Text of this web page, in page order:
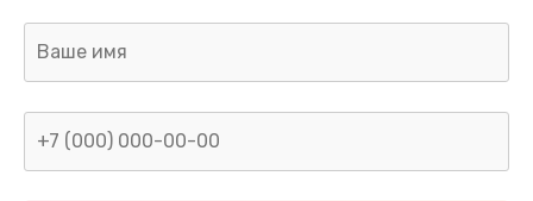
Заказать
Ремонт капиллярной трубки
400 руб.